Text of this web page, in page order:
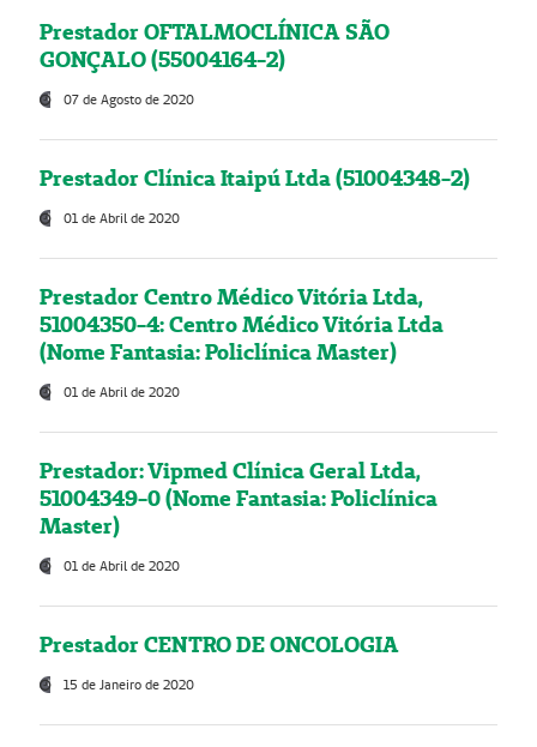
Prestador OFTALMOCLÍNICA SÃO
GONÇALO (55004164-2)
07 de Agosto de 2020
Prestador Clínica Itaipú Ltda (51004348-2)
01 de Abril de 2020
Prestador Centro Médico Vitória Ltda,
51004350-4: Centro Médico Vitória Ltda
(Nome Fantasia: Policlínica Master)
01 de Abril de 2020
Prestador: Vipmed Clínica Geral Ltda,
51004349-0 (Nome Fantasia: Policlínica
Master)
01 de Abril de 2020
Prestador CENTRO DE ONCOLOGIA
15 de Janeiro de 2020